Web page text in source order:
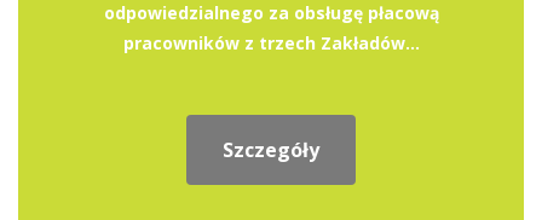
odpowiedzialnego za obsługę płacową
pracowników z trzech Zakładów...
Szczegóły